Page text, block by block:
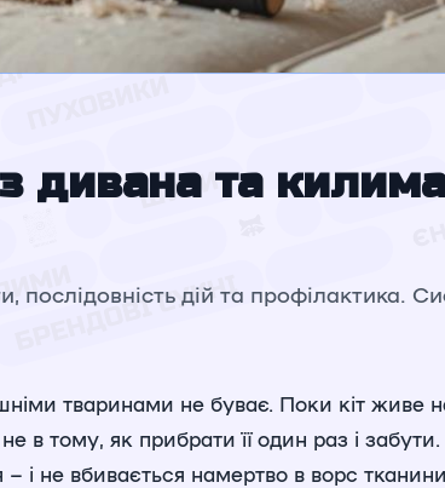
дивана та
дій та профілактика.
тваринами не буває. Поки кіт живе
тому, як прибрати її один раз і
і не вбивається намертво в ворс